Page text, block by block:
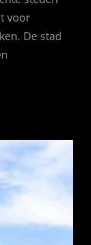
voor
De stad